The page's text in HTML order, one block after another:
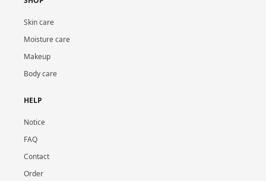
Skin care
Moisture care
Makeup
Body care
HELP
Notice
FAQ
Contact
Order